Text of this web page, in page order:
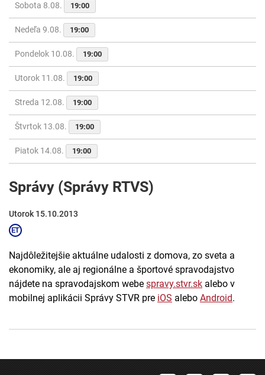
Sobota 8.08. 19:00
Nedeľa 9.08. 19:00
Pondelok 10.08. 19:00
Utorok 11.08. 19:00
Streda 12.08. 19:00
Štvrtok 13.08. 19:00
Piatok 14.08. 19:00
Správy (Správy RTVS)
Utorok 15.10.2013
Najdôležitejšie aktuálne udalosti z domova, zo sveta a
ekonomiky, ale aj regionálne a športové spravodajstvo
nájdete na spravodajskom webe spravy.stvr.sk alebo v
mobilnej aplikácii Správy STVR pre iOS alebo Android.